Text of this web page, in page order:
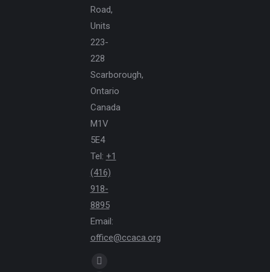
Road,
Units
223-
228
Scarborough,
Ontario
Canada
M1V
5E4
Tel: +1
(416)
918-
8895
Email:
office@ccaca.org
Find us on: